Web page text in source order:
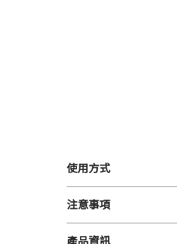
使用方式
患部清潔後，將中央傷口
【用途】
注意事項
產品資訊